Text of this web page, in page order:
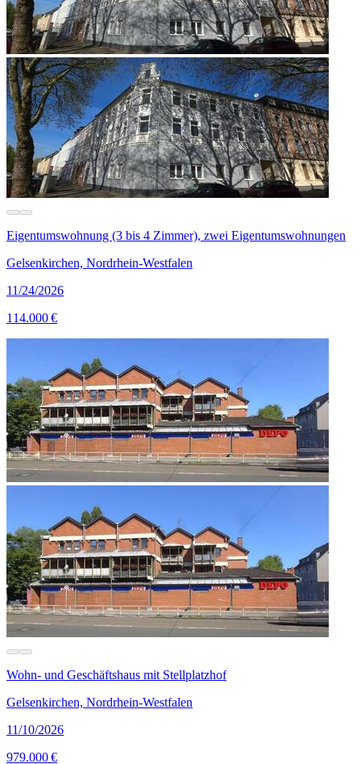
Eigentumswohnung (3 bis 4 Zimmer), zwei Eigentumswohnungen
Gelsenkirchen, Nordrhein-Westfalen
11/24/2026
114.000 €
Wohn- und Geschäftshaus mit Stellplatzhof
Gelsenkirchen, Nordrhein-Westfalen
11/10/2026
979.000 €